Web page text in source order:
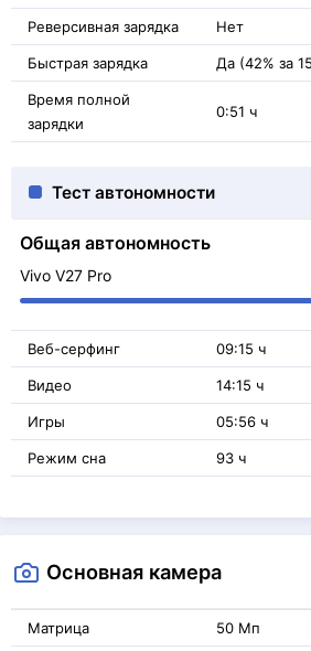
Реверсивная зарядка Нет
Быстрая зарядка Да (42% за
Время полной
зарядки
0:51 ч
Тест автономности
Общая автономность
Vivo V27 Pro
Веб-серфинг 09:15 ч
Видео 14:15 ч
Игры 05:56 ч
Режим сна 93 ч
Основная камера
Матрица 50 Мп